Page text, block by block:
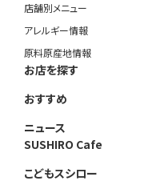
店舗別メニュー
アレルギー情報
原料原産地情報
お店を探す
おすすめ
ニュース
SUSHIRO Cafe
こどもスシロー